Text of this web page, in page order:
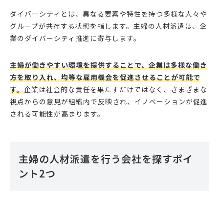
ダイバーシティとは、異なる要素や特性を持つ多様な人々や
グループが共存する状態を指します。主婦の人材派遣は、企
業のダイバーシティ推進に寄与します。
主婦が働きやすい環境を提供することで、企業は多様な働き
方を取り入れ、均等な雇用機会を促進させることが可能で
す。企業は社会的な責任を果たすだけではなく、さまざまな
視点からの意見が組織内で反映され、イノベーションが促進
される可能性が高まります。
主婦の人材派遣を行う会社を探すポイ
ント2つ